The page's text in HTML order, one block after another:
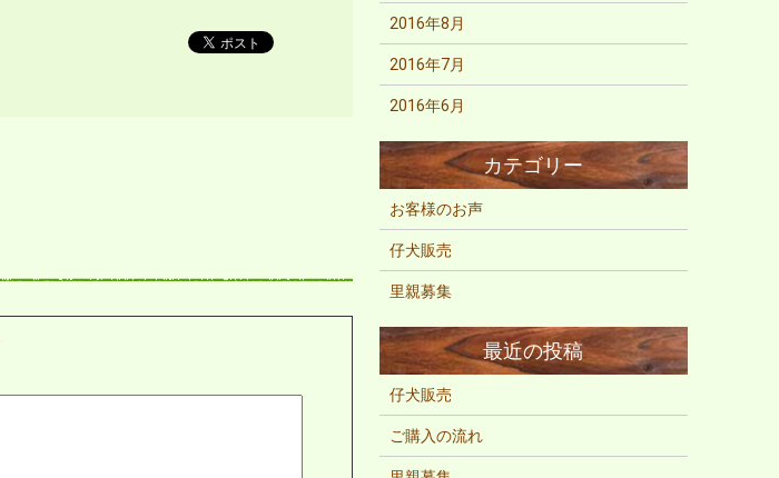
2016年8月
2016年7月
2016年6月
お客様のお声
仔犬販売
里親募集
仔犬販売
ご購入の流れ